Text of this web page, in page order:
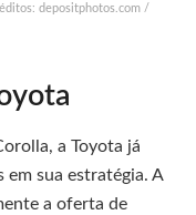
depositphotos.com /
a Toyota já
sua estratégia. A
a oferta de